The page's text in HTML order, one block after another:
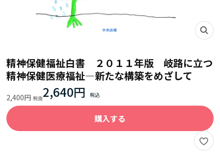
精神保健福祉白書 ２０１１年版 岐路に立つ
精神保健医療福祉―新たな構築をめざして
2,400円 2,640円
購入する